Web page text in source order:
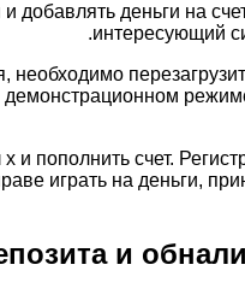
деньги на
интересующий
пополнить счет.
играть на деньги,
и